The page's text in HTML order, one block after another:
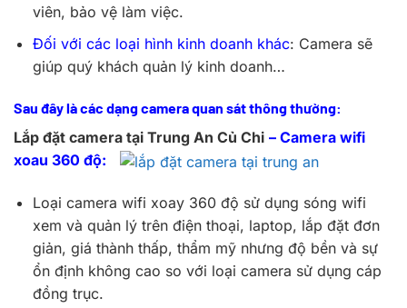
viên, bảo vệ làm việc.
Đối với các loại hình kinh doanh khác: Camera sẽ
giúp quý khách quản lý kinh doanh…
Sau đây là các dạng camera quan sát thông thường:
Lắp đặt camera tại Trung An Củ Chi – Camera wifi
xoau 360 độ:
Loại camera wifi xoay 360 độ sử dụng sóng wifi
xem và quản lý trên điện thoại, laptop, lắp đặt đơn
giản, giá thành thấp, thẩm mỹ nhưng độ bền và sự
ổn định không cao so với loại camera sử dụng cáp
đồng trục.